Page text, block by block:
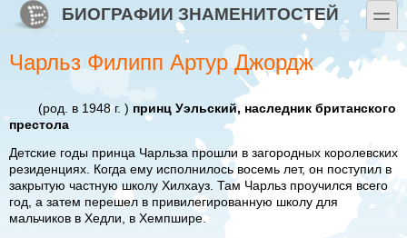
Перейти к основному содержанию
Skip to searchБИОГРАФИИ ЗНАМЕНИТОСТЕЙ toggle
Чарльз Филипп Артур Джордж
(род. в 1948 г. ) принц Уэльский, наследник британского
престола
Детские годы принца Чарльза прошли в загородных королевских
резиденциях. Когда ему исполнилось восемь лет, он поступил в
закрытую частную школу Хилхауз. Там Чарльз проучился всего
год, а затем перешел в привилегированную школу для
мальчиков в Хедли, в Хемпшире.